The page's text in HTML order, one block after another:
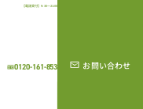
【電話受付】9:30～21:00
0120-161-853 お問い合わせ